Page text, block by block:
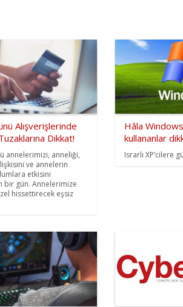
Alışverişlerinde
Dikkat!
annelerimizi, anneliği,
ve annelerin
etkisini
bir gün. Annelerimize
hissettirecek eşsiz
Hâla
kullananlar
Israrlı XP’cilere